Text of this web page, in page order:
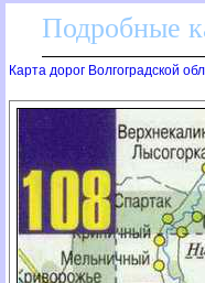
Подробные
Карта дорог Волгоградской